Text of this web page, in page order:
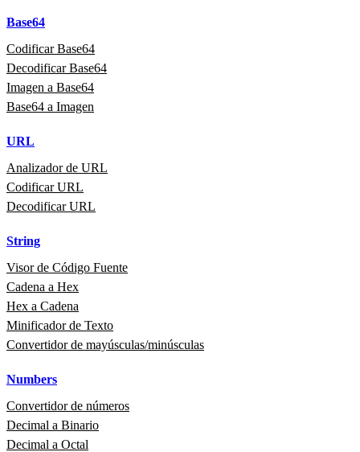
Base64
Codificar Base64
Decodificar Base64
Imagen a Base64
Base64 a Imagen
URL
Analizador de URL
Codificar URL
Decodificar URL
String
Visor de Código Fuente
Cadena a Hex
Hex a Cadena
Minificador de Texto
Convertidor de mayúsculas/minúsculas
Numbers
Convertidor de números
Decimal a Binario
Decimal a Octal